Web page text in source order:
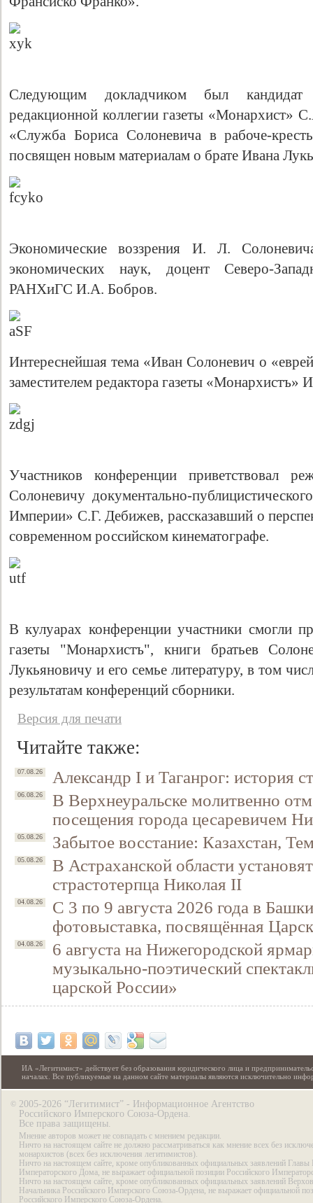
Следующим докладчиком был кандидат
редакционной коллегии газеты «Монархист»
«Служба Бориса Солоневича в рабоче-
посвящен новым материалам о брате Ивана
Экономические воззрения И. Л.
экономических наук, доцент Северо-
РАНХиГС И.А. Бобров.
Интереснейшая тема «Иван Солоневич о
заместителем редактора газеты
Участников конференции приветствовал
Солоневичу документально-
Империи» С.Г. Дебижев, рассказавший о
современном российском кинематографе.
В кулуарах конференции участники смогли
газеты "Монархистъ", книги братьев
Лукьяновичу и его семье литературу, в том
результатам конференций сборники.
Версия для печати
Читайте также:
07.08.26 Александр I и Таганрог: история
06.08.26
В Верхнеуральске молитвенно
посещения города цесаревичем
05.08.26 Забытое восстание: Казахстан,
05.08.26
В Астраханской области
страстотерпца Николая II
04.08.26
С 3 по 9 августа 2026 года в
фотовыставка, посвящённая
04.08.26
6 августа на Нижегородской
музыкально-поэтический
царской России»
Свидетельство
ИА «Легитимист» действует без образования юридического лица и
началах. Все публикуемые на данном сайте материалы являются исключительно
© 2005-2026 “Легитимист” - Информационное Агентство
Российского Имперского Союза-Ордена.
Все права защищены.
Мнение авторов может не совпадать с мнением редакции.
Ничто на настоящем сайте не должно рассматриваться как мнение всех без
монархистов (всех без исключения легитимистов).
Ничто на настоящем сайте, кроме опубликованных официальных заявлений Главы
Императорского Дома, не выражает официальной позиции Российского
Ничто на настоящем сайте, кроме опубликованных официальных заявлений
Начальника Российского Имперского Союза-Ордена, не выражает официальной
Российского Имперского Союза-Ордена.